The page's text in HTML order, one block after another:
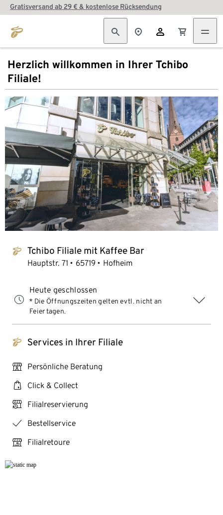
Gratisversand ab 29 € & kostenlose Rücksendung
Herzlich willkommen in Ihrer Tchibo
Filiale!
tchibo_logo Tchibo Filiale mit Kaffee Bar
Hauptstr. 71 65719 Hofheim
Heute geschlossen
* Die Öffnungszeiten gelten evtl. nicht an
Feiertagen.
tchibo_logo Services in Ihrer Filiale
personal_services Persönliche Beratung
click_collect Click & Collect
click_reserve_store Filialreservierung
checkmark Bestellservice
store_return Filialretoure